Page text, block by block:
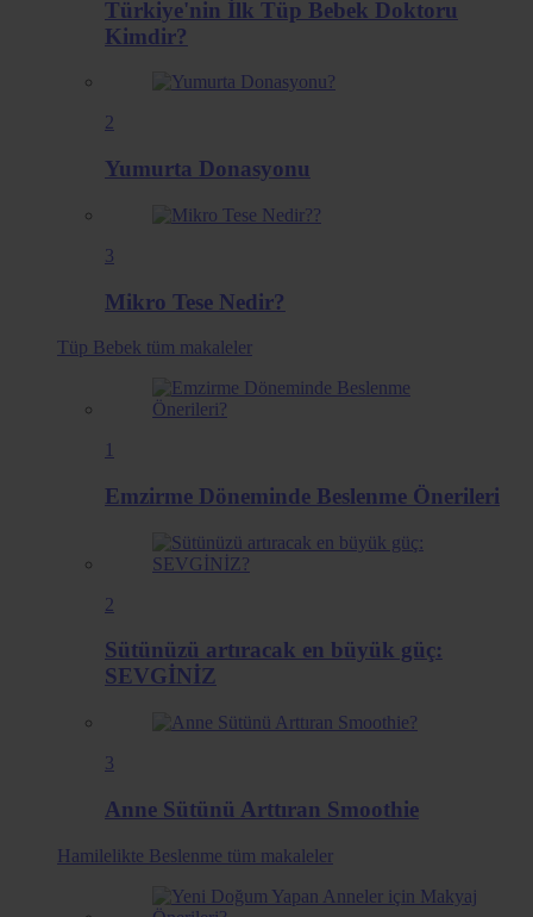
Türkiye'nin İlk Tüp Bebek Doktoru
Kimdir?
2
Yumurta Donasyonu
3
Mikro Tese Nedir?
Tüp Bebek tüm makaleler
1
Emzirme Döneminde Beslenme Önerileri
2
Sütünüzü artıracak en büyük güç:
SEVGİNİZ
3
Anne Sütünü Arttıran Smoothie
Hamilelikte Beslenme tüm makaleler